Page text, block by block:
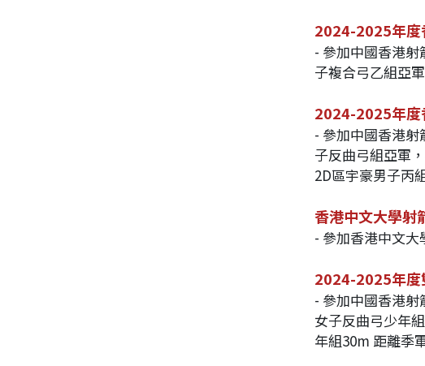
2024-2025年度
- 參加中國香港
子複合弓乙組亞
2024-2025年度
- 參加中國香港
子反曲弓組亞軍
2D區宇豪男子丙
香港中文大學射
- 參加香港中文大
2024-2025年度
- 參加中國香港
女子反曲弓少年
年組30m 距離季